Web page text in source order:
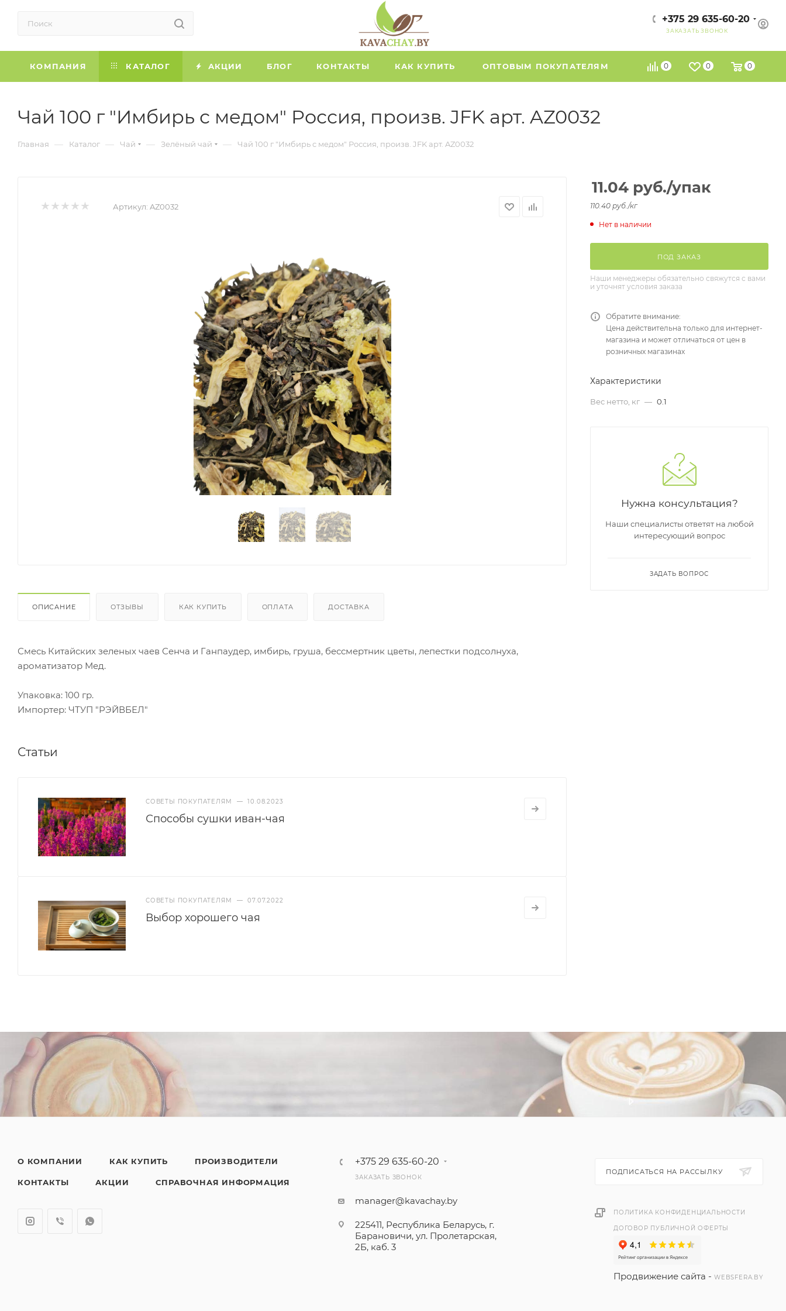
+375 29 635-60-20
ЗАКАЗАТЬ ЗВОНОК
0 0 0
КОМПАНИЯ КАТАЛОГ АКЦИИ БЛОГ КОНТАКТЫ КАК КУПИТЬ ОПТОВЫМ ПОКУПАТЕЛЯМ
Чай 100 г "Имбирь с медом" Россия, произв. JFK арт. AZ0032
Главная — Каталог — Чай — Зелёный чай — Чай 100 г "Имбирь с медом" Россия, произв. JFK арт. AZ0032
Артикул: AZ0032
ОПИСАНИЕ ОТЗЫВЫ КАК КУПИТЬ ОПЛАТА ДОСТАВКА
Смесь Китайских зеленых чаев Сенча и Ганпаудер, имбирь, груша, бессмертник цветы, лепестки подсолнуха,
ароматизатор Мед.
Упаковка: 100 гр.
Импортер: ЧТУП "РЭЙВБЕЛ"
Статьи
СОВЕТЫ ПОКУПАТЕЛЯМ — 10.08.2023
Способы сушки иван-чая
СОВЕТЫ ПОКУПАТЕЛЯМ — 07.07.2022
Выбор хорошего чая
11.04 руб./упак
110.40 руб./кг
Нет в наличии
ПОД ЗАКАЗ
Наши менеджеры обязательно свяжутся с вами
и уточнят условия заказа
Обратите внимание:
Цена действительна только для интернет-
магазина и может отличаться от цен в
розничных магазинах
Характеристики
Вес нетто, кг — 0.1
Нужна консультация?
Наши специалисты ответят на любой
интересующий вопрос
ЗАДАТЬ ВОПРОС
О КОМПАНИИ КАК КУПИТЬ ПРОИЗВОДИТЕЛИ
КОНТАКТЫ АКЦИИ СПРАВОЧНАЯ ИНФОРМАЦИЯ
+375 29 635-60-20
ЗАКАЗАТЬ ЗВОНОК
manager@kavachay.by
225411, Республика Беларусь, г.
Барановичи, ул. Пролетарская,
2Б, каб. 3
ПОДПИСАТЬСЯ НА РАССЫЛКУ
ПОЛИТИКА КОНФИДЕНЦИАЛЬНОСТИ
ДОГОВОР ПУБЛИЧНОЙ ОФЕРТЫ
Продвижение сайта - WEBSFERA.BY